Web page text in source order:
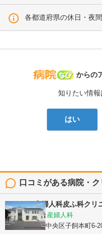
各都道府県の休日・夜
病院なび
からの
知りたい情
はい
口コミがある病院・ク
よしむら産婦人科皮ふ科クリ
内科, 皮膚科, 産婦人科
熊本県熊本市中央区子飼本町6-